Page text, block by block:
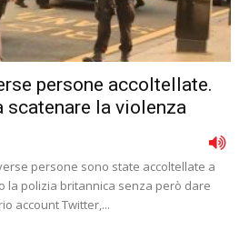
persone accoltellate.
scatenare la violenza
persone sono state accoltellate a
la polizia britannica senza però dare
account Twitter,...